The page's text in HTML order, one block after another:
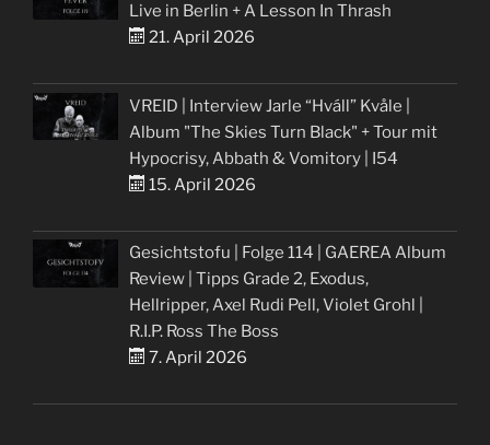
Live in Berlin + A Lesson In Thrash
21. April 2026
VREID | Interview Jarle “Hváll” Kvåle |
Album "The Skies Turn Black" + Tour mit
Hypocrisy, Abbath & Vomitory | I54
15. April 2026
Gesichtstofu | Folge 114 | GAEREA Album
Review | Tipps Grade 2, Exodus,
Hellripper, Axel Rudi Pell, Violet Grohl |
R.I.P. Ross The Boss
7. April 2026